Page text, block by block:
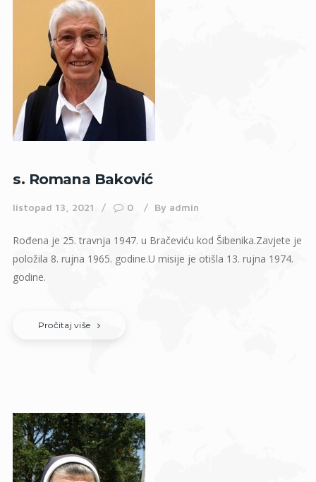
s. Romana Baković
listopad 13, 2021 0 By admin
Rođena je 25. travnja 1947. u Bračeviću kod Šibenika.Zavjete je
položila 8. rujna 1965. godine.U misije je otišla 13. rujna 1974.
godine.
Pročitaj više